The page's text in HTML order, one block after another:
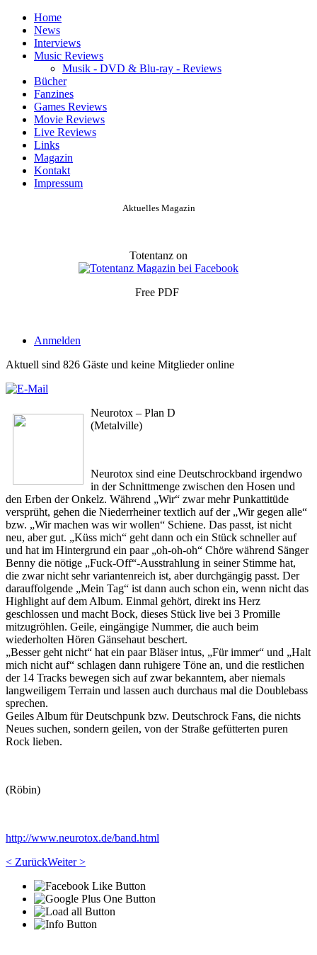
Home
News
Interviews
Music Reviews
Musik - DVD & Blu-ray - Reviews
Bücher
Fanzines
Games Reviews
Movie Reviews
Live Reviews
Links
Magazin
Kontakt
Impressum
Aktuelles Magazin
Totentanz on
Free PDF
Anmelden
Aktuell sind 826 Gäste und keine Mitglieder online
Neurotox – Plan D
(Metalville)
Neurotox sind eine Deutschrockband irgendwo
in der Schnittmenge zwischen den Hosen und
den Erben der Onkelz. Während „Wir“ zwar mehr Punkattitüde
versprüht, gehen die Niederrheiner textlich auf der „Wir gegen alle“
bzw. „Wir machen was wir wollen“ Schiene. Das passt, ist nicht
neu, aber gut. „Küss mich“ geht dann och ein Stück schneller auf
und hat im Hintergrund ein paar „oh-oh-oh“ Chöre während Sänger
Benny die nötige „Fuck-Off“-Ausstrahlung in seiner Stimme hat,
die zwar nicht sehr variantenreich ist, aber durchgängig passt. Der
darauffolgende „Mein Tag“ ist dann auch schon ein, wenn nicht das
Highlight auf dem Album. Einmal gehört, direkt ins Herz
geschlossen und macht Bock, dieses Stück live bei 3 Promille
mitzugröhlen. Geile, eingängige Nummer, die auch beim
wiederholten Hören Gänsehaut beschert.
„Besser geht nicht“ hat ein paar Bläser intus, „Für immer“ und „Halt
mich nicht auf“ schlagen dann ruhigere Töne an, und die restlichen
der 14 Tracks bewegen sich auf zwar bekanntem, aber niemals
langweiligem Terrain und lassen auch durchaus mal die Doublebass
sprechen.
Geiles Album für Deutschpunk bzw. Deutschrock Fans, die nichts
Neues suchen, sondern geilen, von der Straße gefütterten puren
Rock lieben.
(Röbin)
http://www.neurotox.de/band.html
< ZurückWeiter >